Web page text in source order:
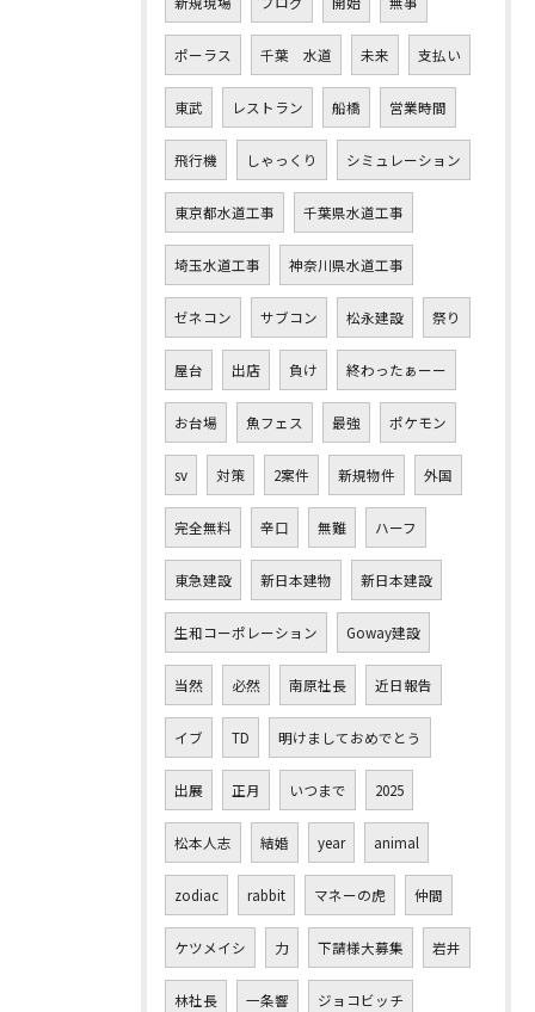
ポーラス 千葉 水道 未来 支払い
東武 レストラン 船橋 営業時間
飛行機 しゃっくり シミュレーション
東京都水道工事 千葉県水道工事
埼玉水道工事 神奈川県水道工事
ゼネコン サブコン 松永建設 祭り
屋台 出店 負け 終わったぁーー
お台場 魚フェス 最強 ポケモン
sv 対策 2案件 新規物件 外国
完全無料 辛口 無難 ハーフ
東急建設 新日本建物 新日本建設
生和コーポレーション Goway建設
当然 必然 南原社長 近日報告
イブ TD 明けましておめでとう
出展 正月 いつまで 2025
松本人志 結婚 year animal
zodiac rabbit マネーの虎 仲間
ケツメイシ 力 下請様大募集 岩井
林社長 一条響 ジョコビッチ